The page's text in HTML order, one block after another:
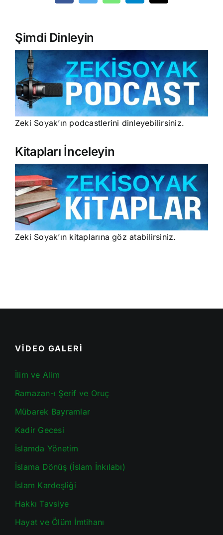
Şimdi Dinleyin
Zeki Soyak’ın podcastlerini dinleyebilirsiniz.
Kitapları İnceleyin
Zeki Soyak’ın kitaplarına göz atabilirsiniz.
VİDEO GALERİ
İlim ve Alim
Ramazan-ı Şerif ve Oruç
Mübarek Bayramlar
Kadir Gecesi
İslamda Yönetim
İslama Dönüş (İslam İnkılabı)
İslam Kardeşliği
Hakkı Tavsiye
Hayat ve Ölüm İmtihanı